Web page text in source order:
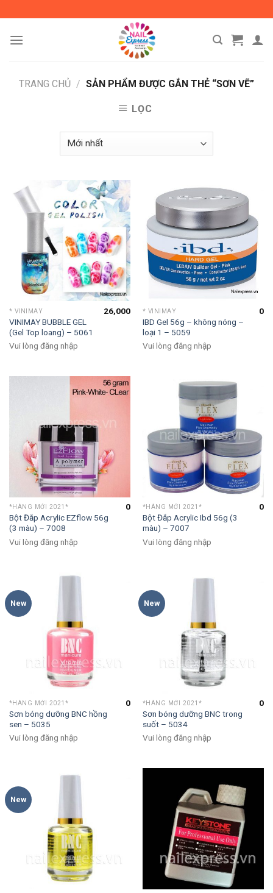
content
TRANG CHỦ / SẢN PHẨM ĐƯỢC GẮN THẺ “SƠN VẼ”
LỌC
* VINIMAY
VINIMAY BUBBLE GEL
(Gel Top loang) – 5061
26,000
Vui lòng đăng nhập
* VINIMAY
IBD Gel 56g – không nóng –
loại 1 – 5059
0
Vui lòng đăng nhập
*HÀNG MỚI 2021*
Bột Đắp Acrylic EZflow 56g
(3 màu) – 7008
0
Vui lòng đăng nhập
*HÀNG MỚI 2021*
Bột Đắp Acrylic Ibd 56g (3
màu) – 7007
0
Vui lòng đăng nhập
New
*HÀNG MỚI 2021*
Sơn bóng dưỡng BNC hồng
sen – 5035
0
Vui lòng đăng nhập
New
*HÀNG MỚI 2021*
Sơn bóng dưỡng BNC trong
suốt – 5034
0
Vui lòng đăng nhập
New